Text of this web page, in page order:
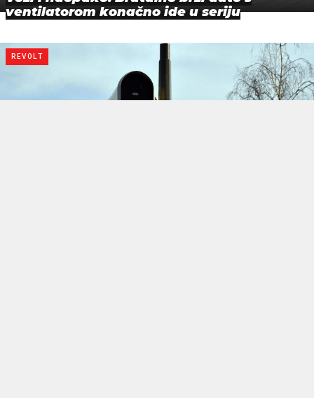
ventilatorom konačno ide u seriju
REVOLT